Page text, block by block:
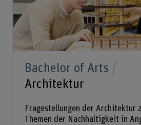
Bachelor of Arts
Architektur
Fragestellungen der Architektur
Themen der Nachhaltigkeit in